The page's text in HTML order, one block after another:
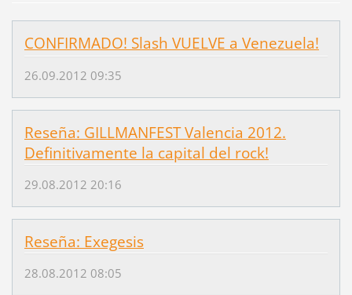
CONFIRMADO! Slash VUELVE a Venezuela!
26.09.2012 09:35
Reseña: GILLMANFEST Valencia 2012.
Definitivamente la capital del rock!
29.08.2012 20:16
Reseña: Exegesis
28.08.2012 08:05